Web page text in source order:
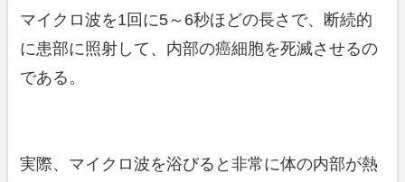
マイクロ波を1回に5～6秒ほどの長さで、断続的
に患部に照射して、内部の癌細胞を死滅させるの
である。
実際、マイクロ波を浴びると非常に体の内部が熱